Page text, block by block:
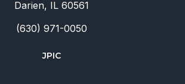
Darien, IL 60561
(630) 971-0050
JPIC